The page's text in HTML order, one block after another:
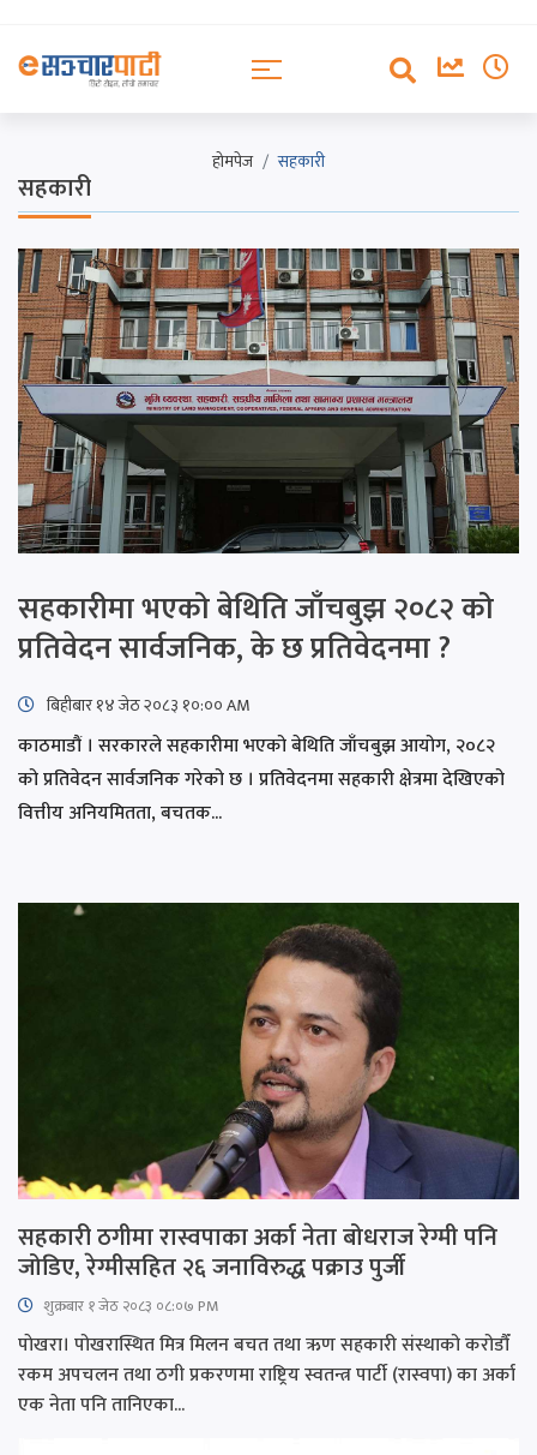
होमपेज सहकारी
सहकारी
सहकारीमा भएको बेथिति जाँचबुझ २०८२ को
प्रतिवेदन सार्वजनिक, के छ प्रतिवेदनमा ?
बिहीबार १४ जेठ २०८३ १०:०० AM
काठमाडौं । सरकारले सहकारीमा भएको बेथिति जाँचबुझ आयोग, २०८२
को प्रतिवेदन सार्वजनिक गरेको छ । प्रतिवेदनमा सहकारी क्षेत्रमा देखिएको
वित्तीय अनियमितता, बचतक...
सहकारी ठगीमा रास्वपाका अर्का नेता बोधराज रेग्मी पनि
जोडिए, रेग्मीसहित २६ जनाविरुद्ध पक्राउ पुर्जी
शुक्रबार​ १ जेठ २०८३ ०८:०७ PM
पाेखरा। पोखरास्थित मित्र मिलन बचत तथा ऋण सहकारी संस्थाको करोडौँ
रकम अपचलन तथा ठगी प्रकरणमा राष्ट्रिय स्वतन्त्र पार्टी (रास्वपा) का अर्का
एक नेता पनि तानिएका...